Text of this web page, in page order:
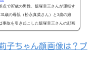
点で87歳の男性、飯塚幸三さんが運転す
歳の母親（松永真菜さん）と3歳の娘
事故を引き起こした飯塚幸三さんの顔画
した。 さらになぜ飯塚幸三さん「容疑
） 上記の画像のように飯塚幸...
子ちゃん顔画像は？プ